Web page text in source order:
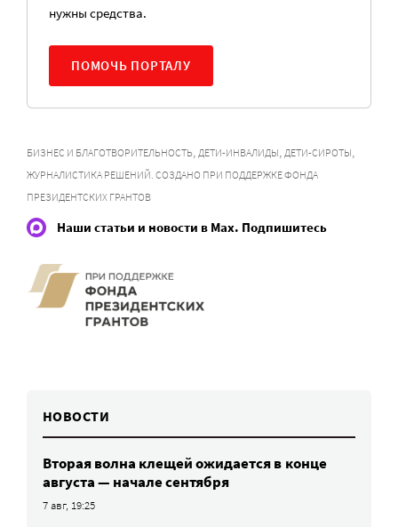
нужны средства.
ПОМОЧЬ ПОРТАЛУ
БИЗНЕС И БЛАГОТВОРИТЕЛЬНОСТЬ, ДЕТИ-ИНВАЛИДЫ, ДЕТИ-СИРОТЫ,
ЖУРНАЛИСТИКА РЕШЕНИЙ. СОЗДАНО ПРИ ПОДДЕРЖКЕ ФОНДА
ПРЕЗИДЕНТСКИХ ГРАНТОВ
Наши статьи и новости в Max. Подпишитесь
НОВОСТИ
Вторая волна клещей ожидается в конце
августа — начале сентября
7 авг, 19:25